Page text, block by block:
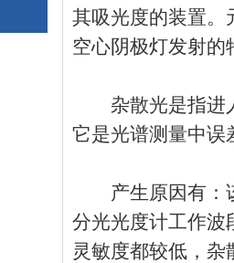
其吸光度的装置。
空心阴极灯发射的
杂散光是指进人
它是光谱测量中误
产生原因有：该
分光光度计工作波
灵敏度都较低，